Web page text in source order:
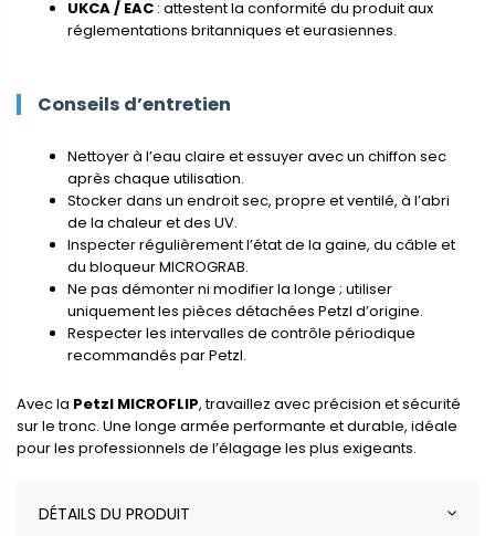
UKCA / EAC : attestent la conformité du produit aux
réglementations britanniques et eurasiennes.
Conseils d’entretien
Nettoyer à l’eau claire et essuyer avec un chiffon sec
après chaque utilisation.
Stocker dans un endroit sec, propre et ventilé, à l’abri
de la chaleur et des UV.
Inspecter régulièrement l’état de la gaine, du câble et
du bloqueur MICROGRAB.
Ne pas démonter ni modifier la longe ; utiliser
uniquement les pièces détachées Petzl d’origine.
Respecter les intervalles de contrôle périodique
recommandés par Petzl.
Avec la Petzl MICROFLIP, travaillez avec précision et sécurité
sur le tronc. Une longe armée performante et durable, idéale
pour les professionnels de l’élagage les plus exigeants.
DÉTAILS DU PRODUIT